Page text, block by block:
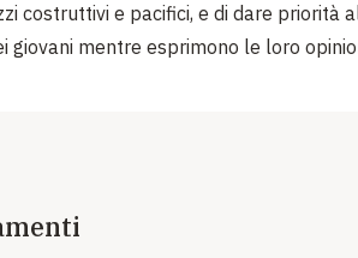
costruttivi e pacifici, e di dare priorità
giovani mentre esprimono le loro